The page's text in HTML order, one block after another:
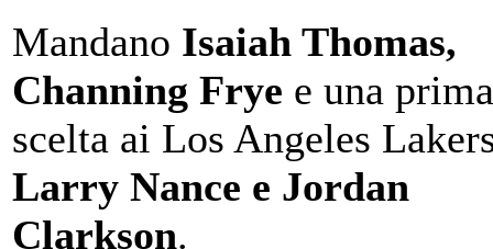
Mandano Isaiah Thomas,
Channing Frye e una prima
scelta ai Los Angeles
Larry Nance e Jordan
Clarkson.